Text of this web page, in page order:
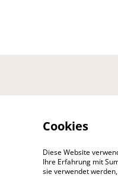
©2026 Deva
Cookies
Diese Website
Ihre Erfahrung mit
sie verwendet